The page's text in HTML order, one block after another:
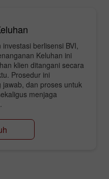
berlisensi BVI,
Keluhan ini
klien ditangani secara
Prosedur ini
dan proses untuk
menjaga